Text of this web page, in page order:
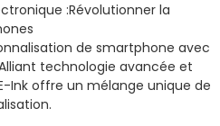
:Révolutionner la
de smartphone avec
technologie avancée et
Ink offre un mélange unique de